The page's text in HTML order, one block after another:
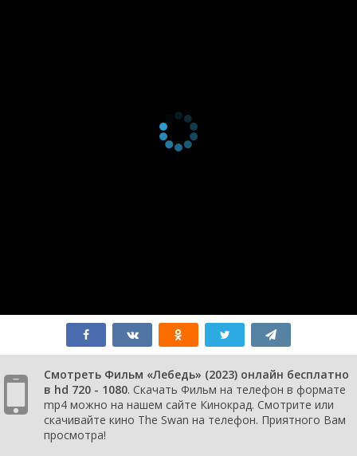
Смотреть Фильм «Лебедь» (2023) онлайн бесплатно
в hd 720 - 1080. Скачать Фильм на телефон в формате
mp4 можно на нашем сайте Кинокрад. Смотрите или
скачивайте кино The Swan на телефон. Приятного Вам
просмотра!